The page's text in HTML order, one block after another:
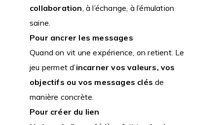
collaboration , à l’échange, à l’émulation
saine.
Pour ancrer les messages
Quand on vit une expérience, on retient. Le
jeu permet d’incarner vos valeurs, vos
objectifs ou vos messages clés de
manière concrète.
Pour créer du lien